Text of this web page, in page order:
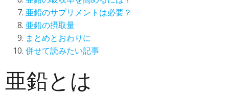
亜鉛のサプリメントは必要？
亜鉛の摂取量
まとめとおわりに
併せて読みたい記事
亜鉛とは